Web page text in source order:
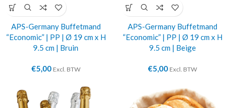
APS-Germany Buffetmand
“Economic” | PP | Ø 19 cm x H
9.5 cm | Bruin
€5,00 Excl. BTW
APS-Germany Buffetmand
“Economic” | PP | Ø 19 cm x H
9.5 cm | Beige
€5,00 Excl. BTW